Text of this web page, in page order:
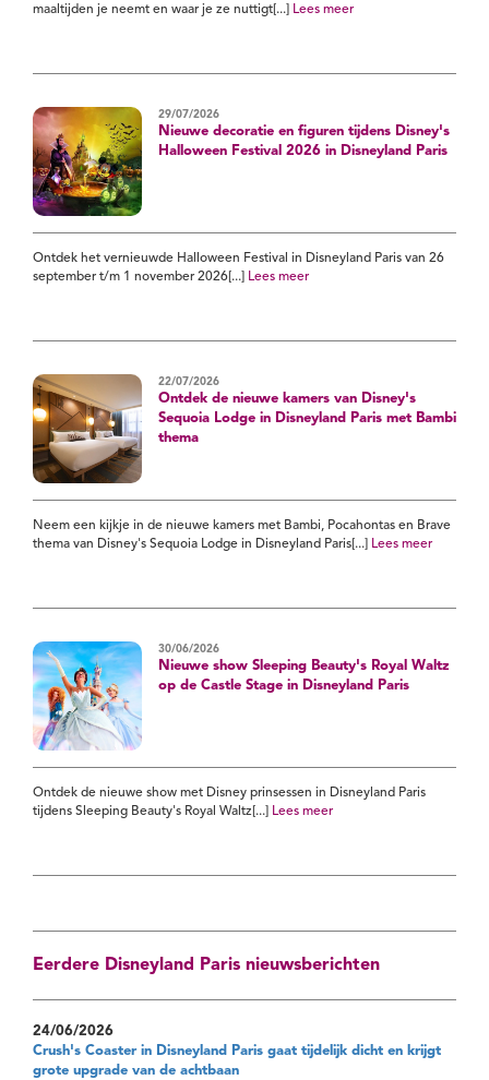
maaltijden je neemt en waar je ze nuttigt[...]
Lees meer
29/07/2026
Nieuwe decoratie en figuren tijdens Disney's
Halloween Festival 2026 in Disneyland Paris
Ontdek het vernieuwde Halloween Festival in Disneyland Paris van 26
september t/m 1 november 2026[...]
Lees meer
22/07/2026
Ontdek de nieuwe kamers van Disney's
Sequoia Lodge in Disneyland Paris met Bambi
thema
Neem een kijkje in de nieuwe kamers met Bambi, Pocahontas en Brave
thema van Disney's Sequoia Lodge in Disneyland Paris[...]
Lees meer
30/06/2026
Nieuwe show Sleeping Beauty's Royal Waltz
op de Castle Stage in Disneyland Paris
Ontdek de nieuwe show met Disney prinsessen in Disneyland Paris
tijdens Sleeping Beauty's Royal Waltz[...]
Lees meer
Eerdere Disneyland Paris nieuwsberichten
24/06/2026
Crush's Coaster in Disneyland Paris gaat tijdelijk dicht en krijgt
grote upgrade van de achtbaan